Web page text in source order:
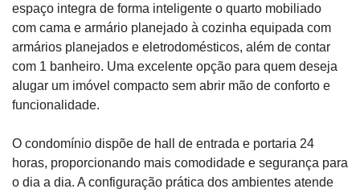
espaço integra de forma inteligente o quarto mobiliado
com cama e armário planejado à cozinha equipada com
armários planejados e eletrodomésticos, além de contar
com 1 banheiro. Uma excelente opção para quem deseja
alugar um imóvel compacto sem abrir mão de conforto e
funcionalidade.
O condomínio dispõe de hall de entrada e portaria 24
horas, proporcionando mais comodidade e segurança para
o dia a dia. A configuração prática dos ambientes atende